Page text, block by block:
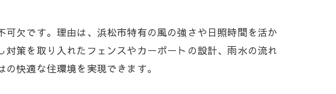
ント
較のコツ
クニック
作成法
欠です。理由は、浜松市特有の風の強さや日照時間を活か
策を取り入れたフェンスやカーポートの設計、雨水の流れ
快適な住環境を実現できます。